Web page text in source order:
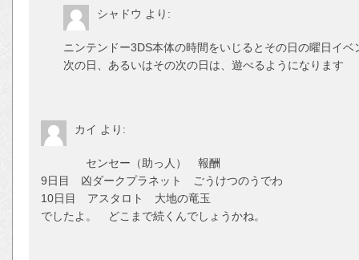
シャドウ より:
ニンテンドー3DS本体の時間をいじるとその日の曜日イ
次の日、あるいはその次の日は、遊べるようになります
カイ より:
センセー（助っ人） 報酬
9日目 凶ダークプラネット ごうけつのうでわ
10日目 アスタロト 大地の竜玉
でしたよ。 どこまで続くんでしょうかね。